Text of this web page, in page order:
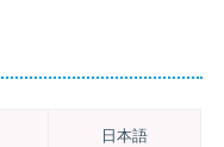
日本語